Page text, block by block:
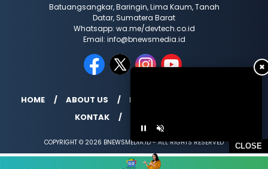
CLOSE
✖
Batuangsangkar, Baringin, Lima Kaum, Tanah
Datar, Sumatera Barat
Whatsapp: wa.me/devtech.co.id
Email: info@bnewsmedia.id
HOME ABOUT US REDAKSI
KONTAK
COPYRIGHT © 2026 BNEWSMEDIA.ID - ALL RIGHTS RESERVED